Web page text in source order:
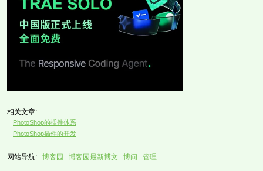
相关文章:
PhotoShop的插件体系
PhotoShop插件的开发
网站导航: 博客园 博客园最新博文 博问 管理